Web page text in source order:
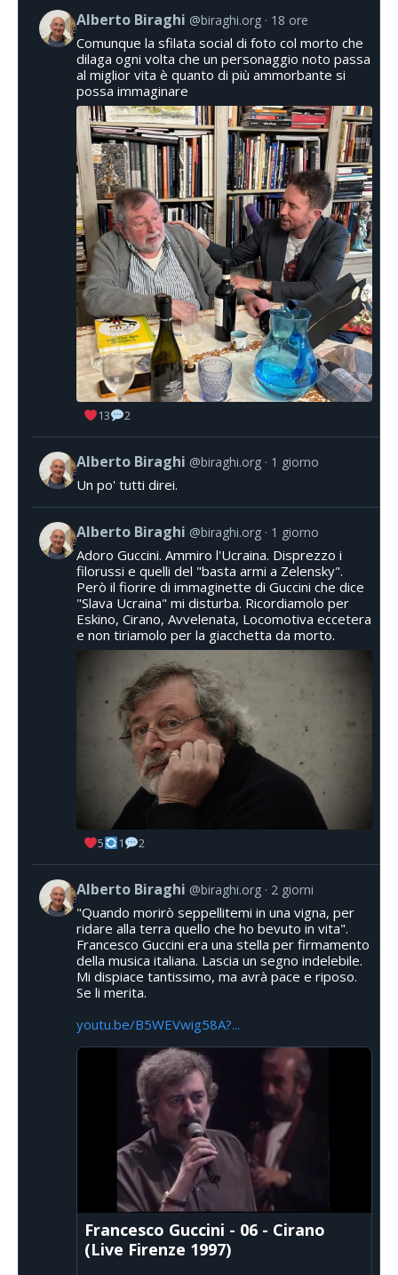
Alberto Biraghi @biraghi.org 18 ore
Comunque la sfilata social di foto col morto che
dilaga ogni volta che un personaggio noto passa
al miglior vita è quanto di più ammorbante si
possa immaginare
13 2
Alberto Biraghi @biraghi.org 1 giorno
Un po' tutti direi.
Alberto Biraghi @biraghi.org 1 giorno
Adoro Guccini. Ammiro l'Ucraina. Disprezzo i
filorussi e quelli del "basta armi a Zelensky".
Però il fiorire di immaginette di Guccini che dice
"Slava Ucraina" mi disturba. Ricordiamolo per
Eskino, Cirano, Avvelenata, Locomotiva eccetera
e non tiriamolo per la giacchetta da morto.
5 1 2
Alberto Biraghi @biraghi.org 2 giorni
"Quando morirò seppellitemi in una vigna, per
ridare alla terra quello che ho bevuto in vita".
Francesco Guccini era una stella per firmamento
della musica italiana. Lascia un segno indelebile.
Mi dispiace tantissimo, ma avrà pace e riposo.
Se li merita.
youtu.be/B5WEVwig58A?...
Francesco Guccini - 06 - Cirano
(Live Firenze 1997)